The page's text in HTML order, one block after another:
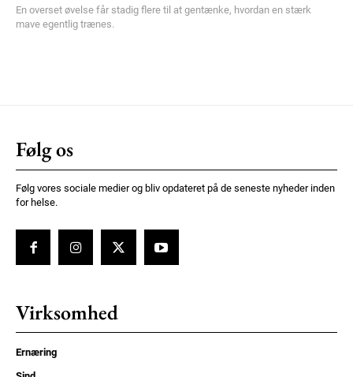
En overset øvelse får stadig flere til at gentænke, hvordan en stærk
mave egentlig trænes.
Følg os
Følg vores sociale medier og bliv opdateret på de seneste nyheder inden
for helse.
Virksomhed
Ernæring